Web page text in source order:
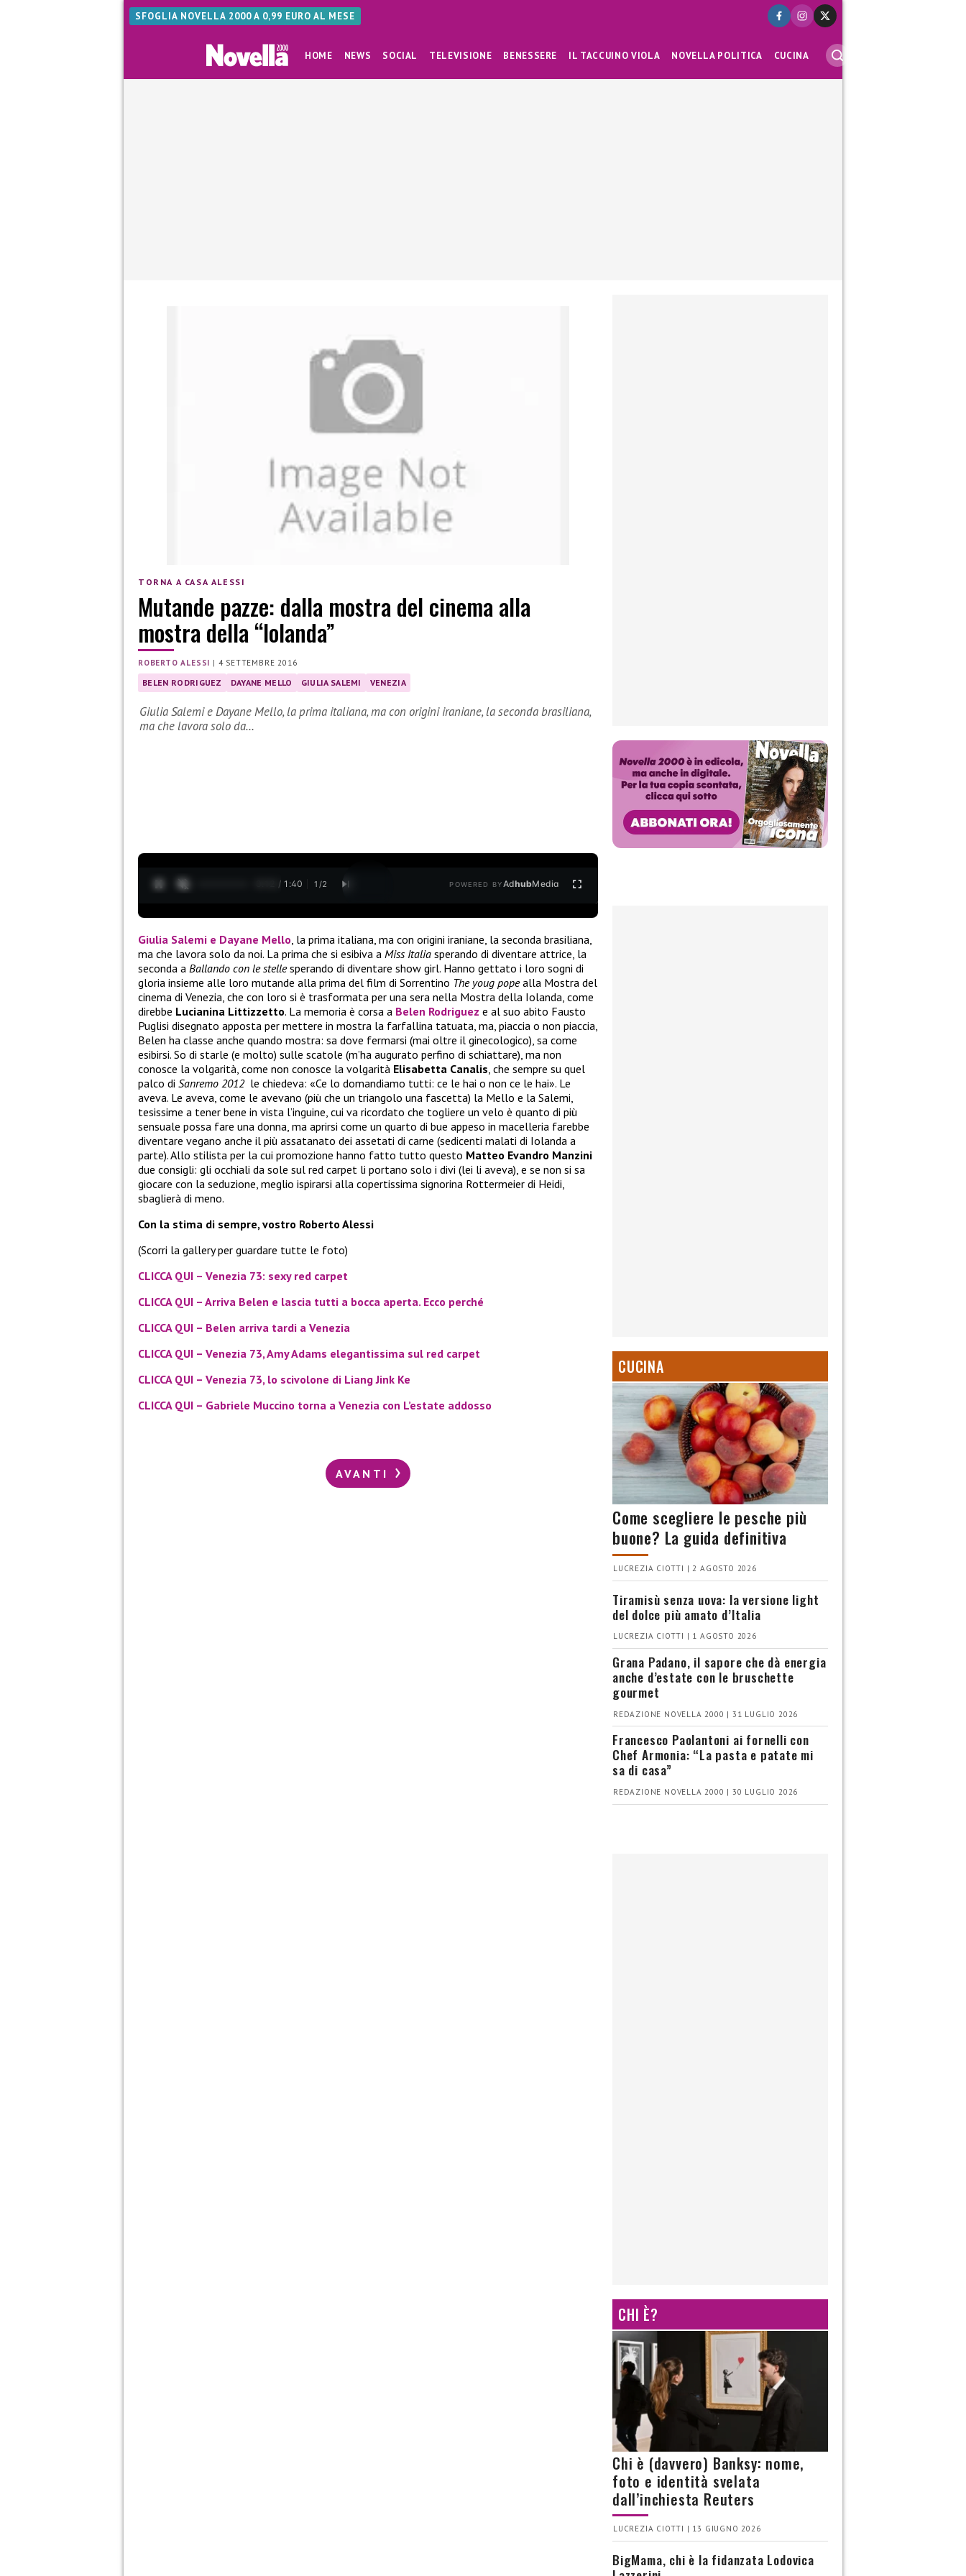
SFOGLIA NOVELLA 2000 A 0,99 EURO AL MESE
HOME NEWS SOCIAL TELEVISIONE BENESSERE IL TACCUINO VIOLA NOVELLA POLITICA CUCINA
TORNA A CASA ALESSI
Mutande pazze: dalla mostra del cinema alla
mostra della “Iolanda”
ROBERTO ALESSI | 4 SETTEMBRE 2016
BELEN RODRIGUEZ DAYANE MELLO GIULIA SALEMI VENEZIA
Giulia Salemi e Dayane Mello, la prima italiana, ma con origini iraniane, la seconda brasiliana,
ma che lavora solo da…
0:13 / 1:40 1 /2 POWERED BYAdhubMedia
Giulia Salemi e Dayane Mello , la prima italiana, ma con origini iraniane, la seconda brasiliana,
ma che lavora solo da noi. La prima che si esibiva a Miss Italia sperando di diventare attrice, la
seconda a Ballando con le stellesperando di diventare show girl. Hanno gettato i loro sogni di
gloria insieme alle loro mutande alla prima del film di Sorrentino The youg popealla Mostra del
cinema di Venezia, che con loro si è trasformata per una sera nella Mostra della Iolanda, come
direbbe Lucianina Littizzetto. La memoria è corsa a Belen Rodriguez e al suo abito Fausto
Puglisi disegnato apposta per mettere in mostra la farfallina tatuata, ma, piaccia o non piaccia,
Belen ha classe anche quando mostra: sa dove fermarsi (mai oltre il ginecologico), sa come
esibirsi. So di starle (e molto) sulle scatole (m’ha augurato perfino di schiattare), ma non
conosce la volgarità, come non conosce la volgarità Elisabetta Canalis , che sempre su quel
palco di Sanremo 2012le chiedeva: «Ce lo domandiamo tutti: ce le hai o non ce le hai». Le
aveva. Le aveva, come le avevano (più che un triangolo una fascetta) la Mello e la Salemi,
tesissime a tener bene in vista l’inguine, cui va ricordato che togliere un velo è quanto di più
sensuale possa fare una donna, ma aprirsi come un quarto di bue appeso in macelleria farebbe
diventare vegano anche il più assatanato dei assetati di carne (sedicenti malati di Iolanda a
parte). Allo stilista per la cui promozione hanno fatto tutto questo Matteo Evandro Manzini
due consigli: gli occhiali da sole sul red carpet li portano solo i divi (lei li aveva), e se non si sa
giocare con la seduzione, meglio ispirarsi alla copertissima signorina Rottermeier di Heidi,
sbaglierà di meno.
Con la stima di sempre, vostro Roberto Alessi
(Scorri la gallery per guardare tutte le foto)
CLICCA QUI – Venezia 73: sexy red carpet
CLICCA QUI – Arriva Belen e lascia tutti a bocca aperta. Ecco perché
CLICCA QUI – Belen arriva tardi a Venezia
CLICCA QUI – Venezia 73, Amy Adams elegantissima sul red carpet
CLICCA QUI – Venezia 73, lo scivolone di Liang Jink Ke
CLICCA QUI – Gabriele Muccino torna a Venezia con L’estate addosso
AVANTI
CUCINA
Come scegliere le pesche più
buone? La guida definitiva
LUCREZIA CIOTTI | 2 AGOSTO 2026
Tiramisù senza uova: la versione light
del dolce più amato d’Italia
LUCREZIA CIOTTI | 1 AGOSTO 2026
Grana Padano, il sapore che dà energia
anche d’estate con le bruschette
gourmet
REDAZIONE NOVELLA 2000 | 31 LUGLIO 2026
Francesco Paolantoni ai fornelli con
Chef Armonia: “La pasta e patate mi
sa di casa”
REDAZIONE NOVELLA 2000 | 30 LUGLIO 2026
CHI È?
Chi è (davvero) Banksy: nome,
foto e identità svelata
dall’inchiesta Reuters
LUCREZIA CIOTTI | 13 GIUGNO 2026
BigMama, chi è la fidanzata Lodovica